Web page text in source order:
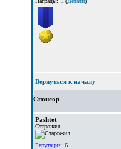
Вернуться к началу
Спонсор
Pashtet
Старожил
Репутация: 6